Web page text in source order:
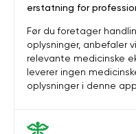
erstatning for
Før du foretager
oplysninger, anbefaler
relevante medicinske
leverer ingen
oplysninger i denne